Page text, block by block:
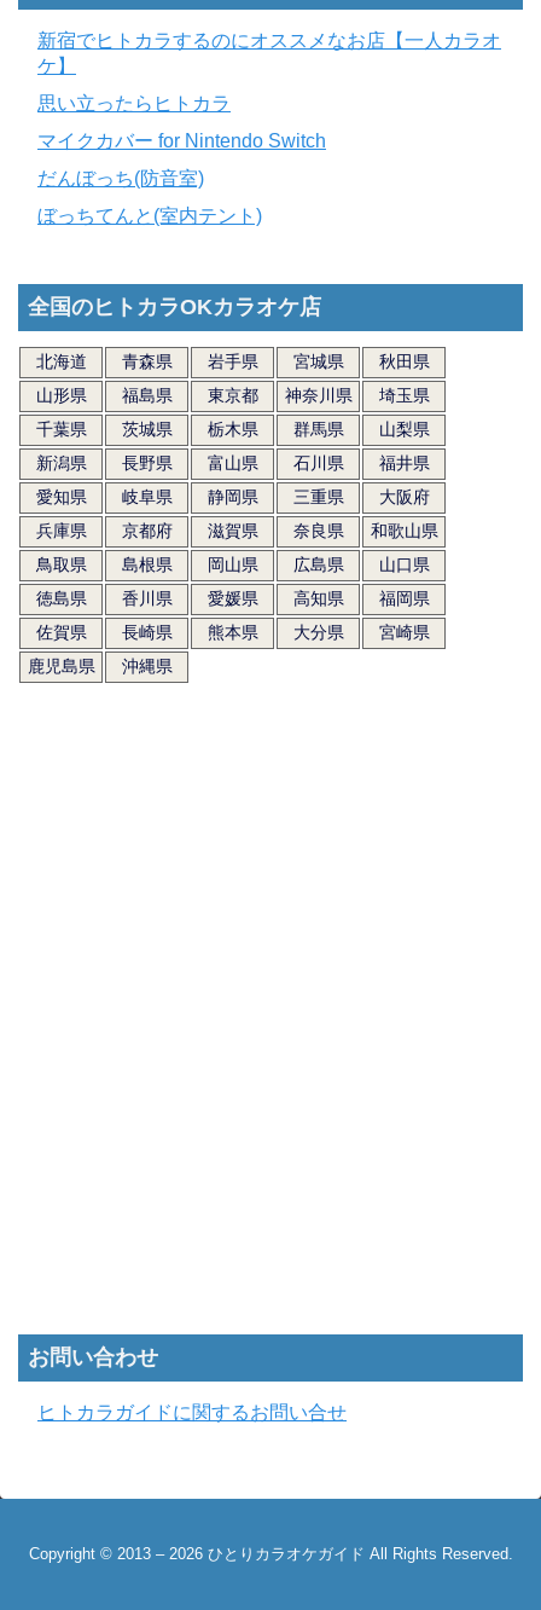
新宿でヒトカラするのにオススメなお店【一人カラオ
ケ】
思い立ったらヒトカラ
マイクカバー for Nintendo Switch
だんぼっち(防音室)
ぼっちてんと(室内テント)
全国のヒトカラOKカラオケ店
北海道 青森県 岩手県 宮城県
秋田県
山形県
福島県 東京都 神奈川県
埼玉県
千葉県
茨城県 栃木県 群馬県
山梨県
新潟県
長野県 富山県 石川県
福井県
愛知県
岐阜県 静岡県 三重県
大阪府
兵庫県
京都府 滋賀県 奈良県
和歌山県
鳥取県
島根県 岡山県 広島県
山口県
徳島県
香川県 愛媛県 高知県
福岡県
佐賀県
長崎県 熊本県 大分県
宮崎県
鹿児島県
沖縄県
お問い合わせ
ヒトカラガイドに関するお問い合せ
Copyright © 2013 – 2026 ひとりカラオケガイド All Rights Reserved.